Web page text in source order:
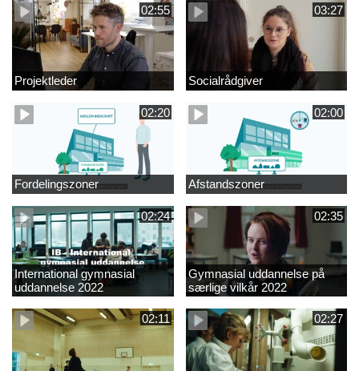
02:55
Projektleder
03:27
Socialrådgiver
02:20
Fordelingszoner
02:00
Afstandszoner
02:24
International gymnasial
uddannelse 2022
02:35
Gymnasial uddannelse på
særlige vilkår 2022
02:11 02:27